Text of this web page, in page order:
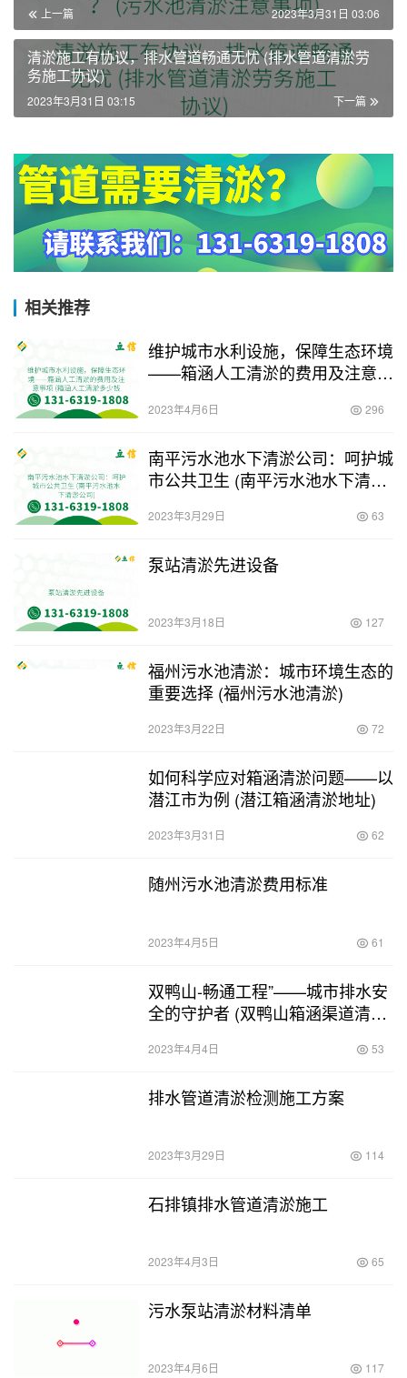
上一篇 2023年3月31日 03:06
清淤施工有协议，排水管道畅通无忧 (排水管道清淤劳
务施工协议)
下一篇
2023年3月31日 03:15
相关推荐
维护城市水利设施，保障生态环境
——箱涵人工清淤的费用及注意事
2023年4月6日 296
南平污水池水下清淤公司：呵护城
市公共卫生 (南平污水池水下清淤
2023年3月29日 63
泵站清淤先进设备
2023年3月18日 127
福州污水池清淤：城市环境生态的
重要选择 (福州污水池清淤)
2023年3月22日 72
如何科学应对箱涵清淤问题——以
潜江市为例 (潜江箱涵清淤地址)
2023年3月31日 62
随州污水池清淤费用标准
2023年4月5日 61
双鸭山-畅通工程”——城市排水安
全的守护者 (双鸭山箱涵渠道清淤
2023年4月4日 53
排水管道清淤检测施工方案
2023年3月29日 114
石排镇排水管道清淤施工
2023年4月3日 65
污水泵站清淤材料清单
2023年4月6日 117